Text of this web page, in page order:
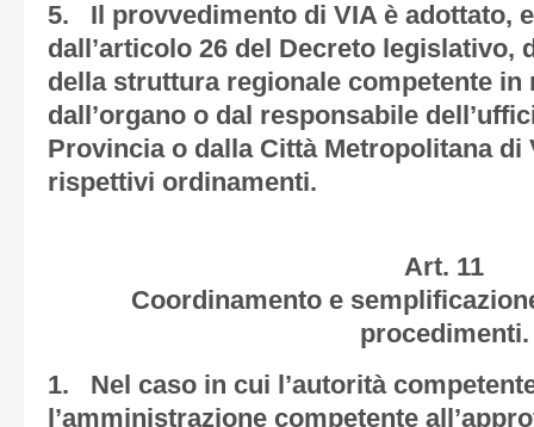
5. Il provvedimento di VIA è adottato,
dall’articolo 26 del Decreto legislativo,
della struttura regionale competente in
dall’organo o dal responsabile
Provincia o dalla Città Metropolitana di
rispettivi ordinamenti.
Art. 11
Coordinamento e
procedimenti.
1. Nel caso in cui l’autorità
l’amministrazione competente